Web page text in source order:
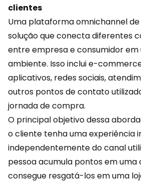
clientes
Uma plataforma omnichannel
solução que conecta diferentes
entre empresa e consumidor em
ambiente. Isso inclui e-
aplicativos, redes sociais,
outros pontos de contato
jornada de compra.
O principal objetivo dessa
o cliente tenha uma experiência
independentemente do canal
pessoa acumula pontos em uma
consegue resgatá-los em uma